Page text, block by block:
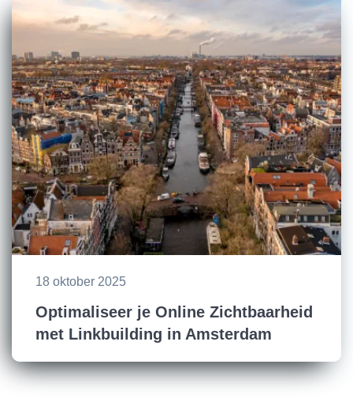
18 oktober 2025
Optimaliseer je Online Zichtbaarheid
met Linkbuilding in Amsterdam